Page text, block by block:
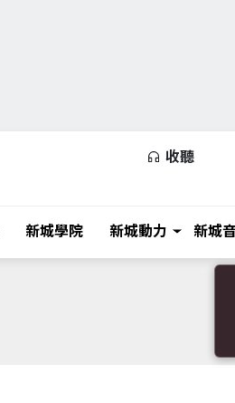
收聽
新城學院 新城動力 新城